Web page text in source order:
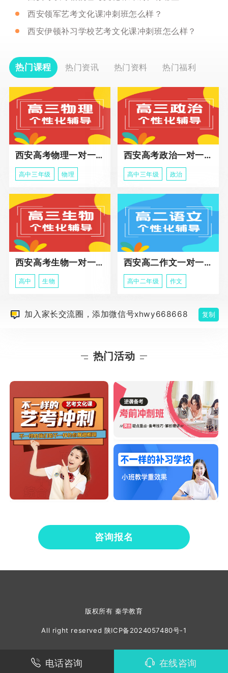
西安领军艺考文化课冲刺班怎么样？
西安伊顿补习学校艺考文化课冲刺班怎么样？
热门课程 热门资讯 热门资料 热门福利
西安高考物理一对一辅导课程
高中三年级 物理
西安高考政治一对一辅导课程
高中三年级 政治
西安高考生物一对一辅导
高中 生物
西安高二作文一对一辅导课程
高中二年级 作文
加入家长交流圈，添加微信号xhwy668668 复制
热门活动
咨询报名
版权所有 秦学教育
All right reserved 陕ICP备2024057480号-1
电话咨询 在线咨询